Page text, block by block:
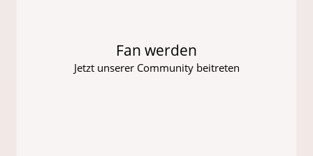
Fan werden
Jetzt unserer Community beitreten